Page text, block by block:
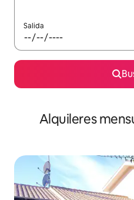
Salida
Alquileres